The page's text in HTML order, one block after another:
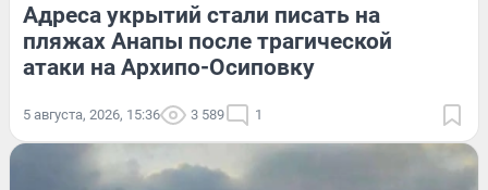
Адреса укрытий стали писать на
пляжах Анапы после трагической
атаки на Архипо-Осиповку
5 августа, 2026, 15:36 3 589 1